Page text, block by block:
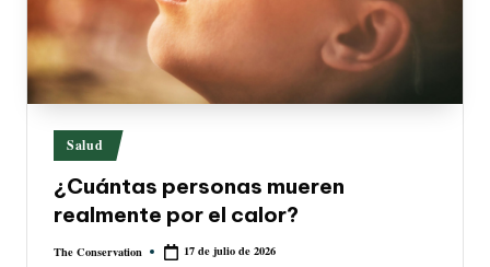
Publicado
en
Salud
¿Cuántas personas mueren
realmente por el calor?
Publicado
The Conservation 17 de julio de 2026